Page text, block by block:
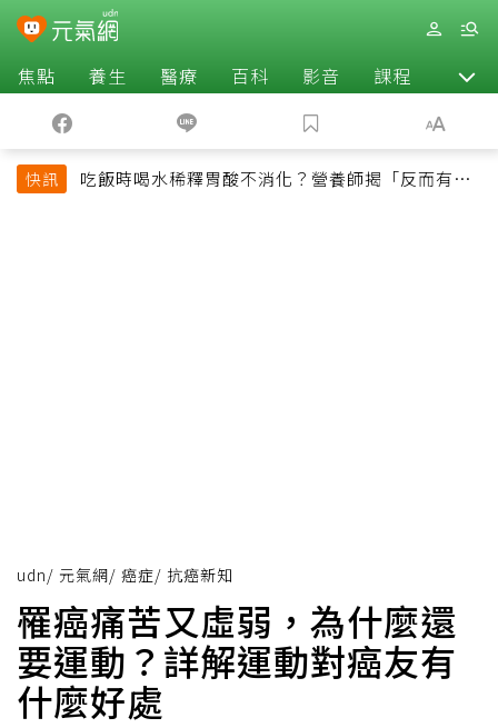
焦點 養生 醫療 百科 影音 課程 退休
快訊
吃飯時喝水稀釋胃酸不消化？營養師揭「反而有好
udn/ 元氣網/ 癌症/ 抗癌新知
罹癌痛苦又虛弱，為什麼還
要運動？詳解運動對癌友有
什麼好處